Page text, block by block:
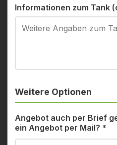
Informationen zum Tank
Weitere Optionen
Angebot auch per Brief
ein Angebot per Mail? *